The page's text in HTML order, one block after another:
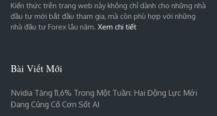
Kiến thức trên trang web này không chỉ dành cho những nhà
đầu tư mới bắt đầu tham gia, mà còn phù hợp với những
nhà đầu tư Forex lâu năm.Xem chi tiết
Bài Viết Mới
Nvidia Tăng 11,6% Trong Một Tuần: Hai Động Lực Mới
Đang Củng Cố Cơn Sốt AI